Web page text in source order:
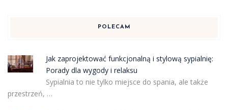
POLECAM
Jak zaprojektować funkcjonalną i stylową sypialnię:
Porady dla wygody i relaksu
Sypialnia to nie tylko miejsce do spania, ale także
przestrzeń, …